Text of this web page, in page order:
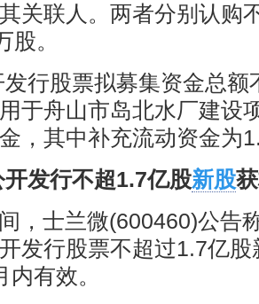
关联人。两者分别认购
。
行股票拟募集资金总额
于舟山市岛北水厂建设
，其中补充流动资金为
发行不超1.7亿股新股
，士兰微(600460)公告
发行股票不超过1.7亿
有效。